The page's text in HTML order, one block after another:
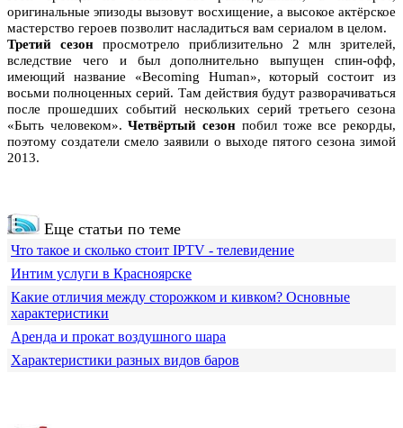
оригинальные эпизоды вызовут восхищение, а высокое актёрское
мастерство героев позволит насладиться вам сериалом в целом.
Третий сезон просмотрело приблизительно 2 млн зрителей,
вследствие чего и был дополнительно выпущен спин-офф,
имеющий название «Becoming Human», который состоит из
восьми полноценных серий. Там действия будут разворачиваться
после прошедших событий нескольких серий третьего сезона
«Быть человеком».Четвёртый сезон побил тоже все рекорды,
поэтому создатели смело заявили о выходе пятого сезона зимой
2013.
Еще статьи по теме
Что такое и сколько стоит IPTV - телевидение
Интим услуги в Красноярске
Какие отличия между сторожком и кивком? Основные
характеристики
Аренда и прокат воздушного шара
Характеристики разных видов баров